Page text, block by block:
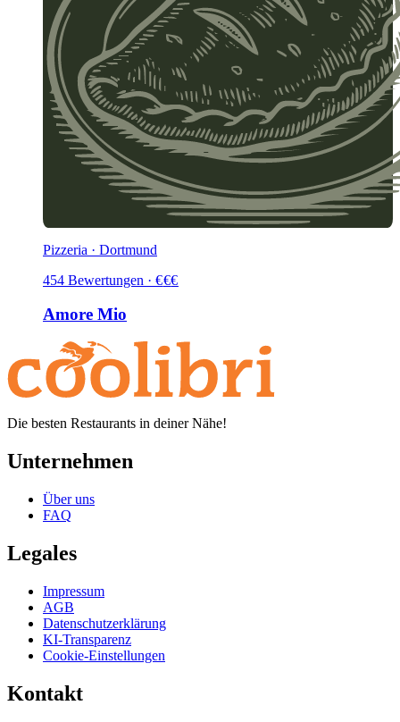
Pizzeria · Dortmund
454 Bewertungen · €€€
Amore Mio
Die besten Restaurants in deiner Nähe!
Unternehmen
Über uns
FAQ
Legales
Impressum
AGB
Datenschutzerklärung
KI-Transparenz
Cookie-Einstellungen
Kontakt